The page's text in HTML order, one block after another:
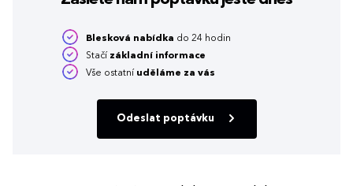
Blesková nabídka do 24 hodin
Stačí základní informace
Vše ostatní uděláme za vás
Odeslat poptávku